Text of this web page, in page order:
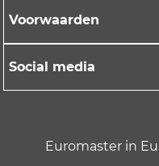
Voorwaarden
Social media
Euromaster in